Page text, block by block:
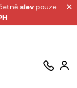
slev pouze